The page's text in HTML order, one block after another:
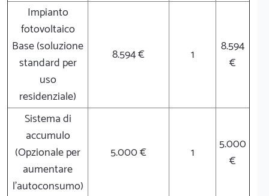
Impianto
fotovoltaico
Base (soluzione
standard per
uso
residenziale)
8.594 € 1
8.594
€
Sistema di
accumulo
(Opzionale per
aumentare
l'autoconsumo)
5.000 € 1
5.000
€